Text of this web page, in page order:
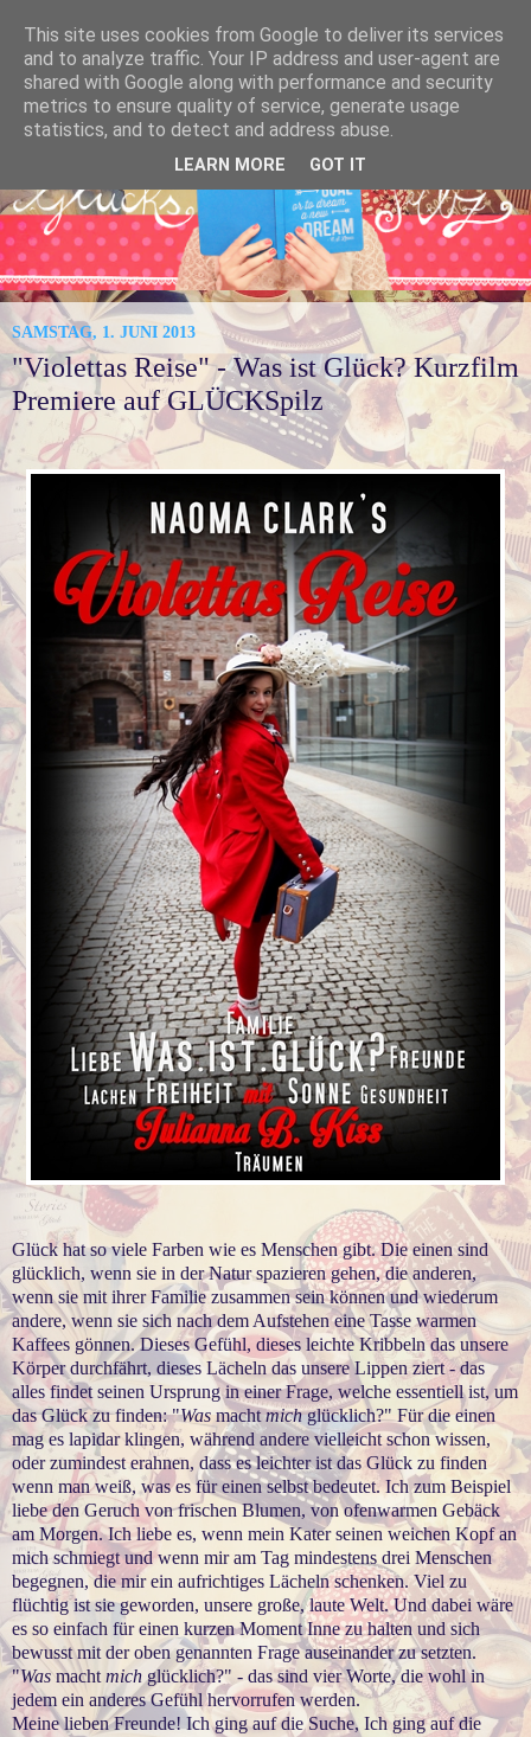
SAMSTAG, 1. JUNI 2013
"Violettas Reise" - Was ist Glück? Kurzfilm
Premiere auf GLÜCKSpilz
Glück hat so viele Farben wie es Menschen gibt. Die einen sind
glücklich, wenn sie in der Natur spazieren gehen, die anderen,
wenn sie mit ihrer Familie zusammen sein können und wiederum
andere, wenn sie sich nach dem Aufstehen eine Tasse warmen
Kaffees gönnen. Dieses Gefühl, dieses leichte Kribbeln das unsere
Körper durchfährt, dieses Lächeln das unsere Lippen ziert - das
alles findet seinen Ursprung in einer Frage, welche essentiell ist, um
das Glück zu finden: "Wasmachtmichglücklich?" Für die einen
mag es lapidar klingen, während andere vielleicht schon wissen,
oder zumindest erahnen, dass es leichter ist das Glück zu finden
wenn man weiß, was es für einen selbst bedeutet. Ich zum Beispiel
liebe den Geruch von frischen Blumen, von ofenwarmen Gebäck
am Morgen. Ich liebe es, wenn mein Kater seinen weichen Kopf an
mich schmiegt und wenn mir am Tag mindestens drei Menschen
begegnen, die mir ein aufrichtiges Lächeln schenken. Viel zu
flüchtig ist sie geworden, unsere große, laute Welt. Und dabei wäre
es so einfach für einen kurzen Moment Inne zu halten und sich
bewusst mit der oben genannten Frage auseinander zu setzten.
"Wasmacht mich glücklich?" - das sind vier Worte, die wohl in
jedem ein anderes Gefühl hervorrufen werden.
Meine lieben Freunde! Ich ging auf die Suche, Ich ging auf die
This site uses cookies from Google to deliver its services
and to analyze traffic. Your IP address and user-agent are
shared with Google along with performance and security
metrics to ensure quality of service, generate usage
statistics, and to detect and address abuse.
LEARN MORE GOT IT